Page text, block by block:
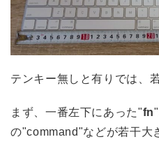
テンキー無しと有りでは、
まず、一番左下にあった"fn
の"command"などが若干大